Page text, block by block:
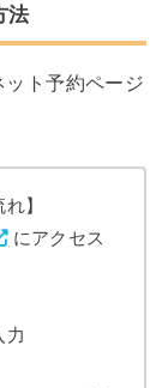
法
ト予約ページ
】
にアクセス
力